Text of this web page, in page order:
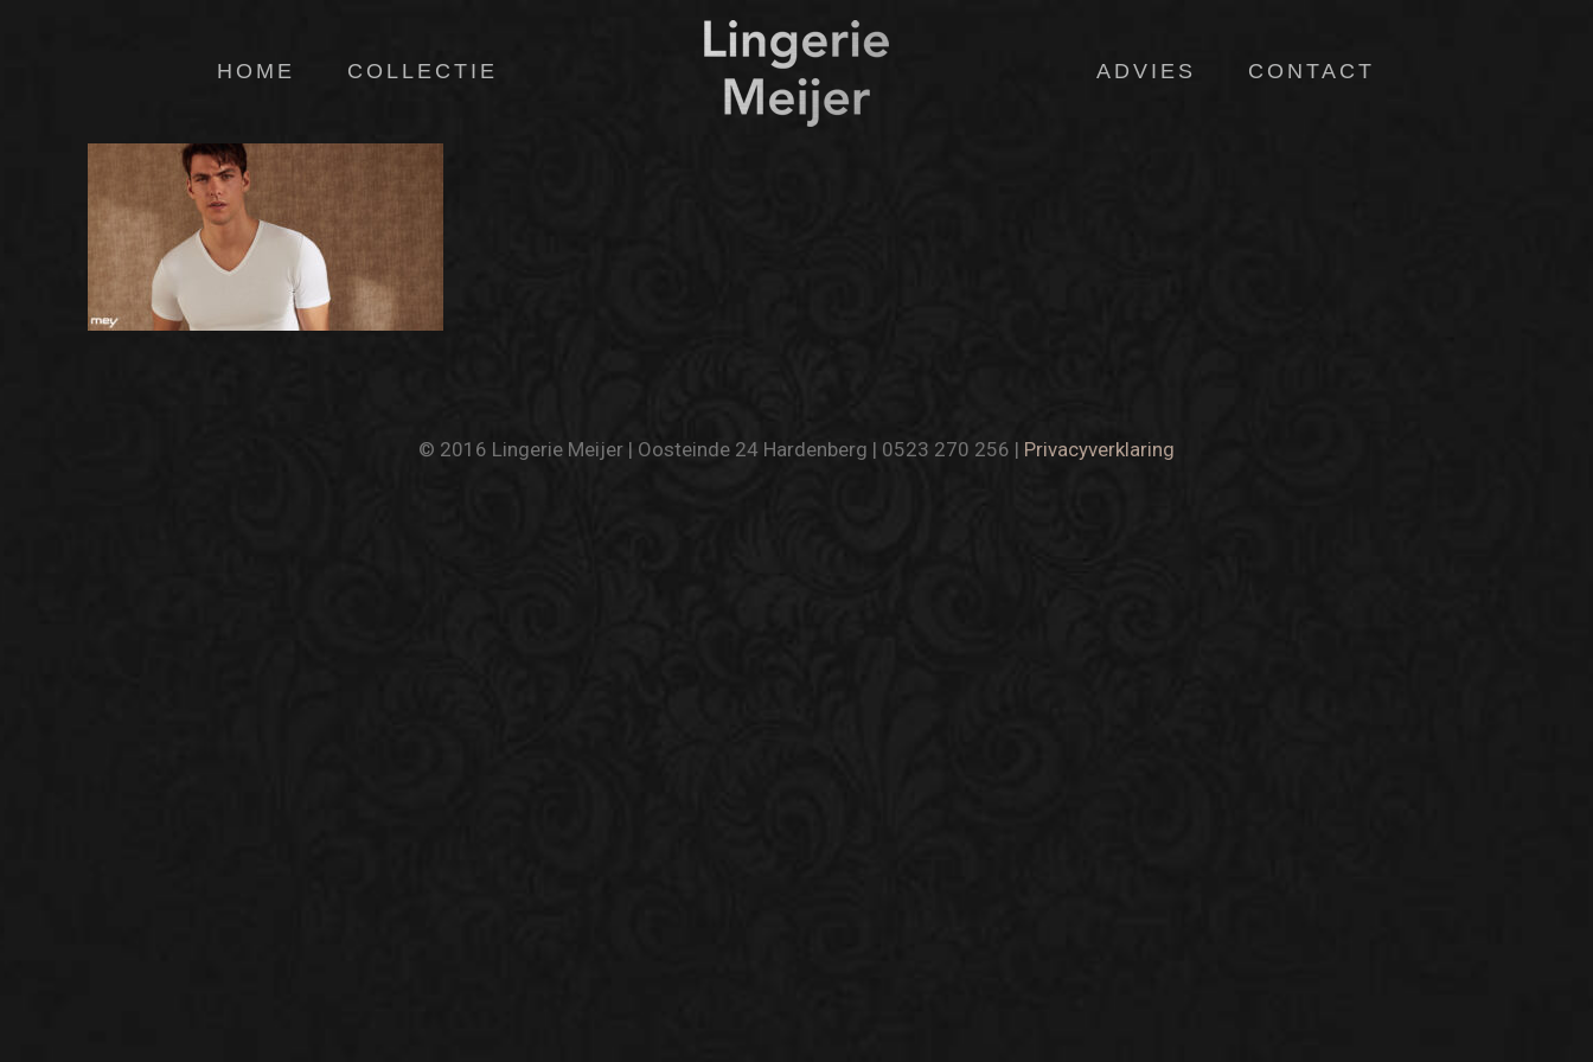
HOME COLLECTIE ADVIES CONTACT
© 2016 Lingerie Meijer | Oosteinde 24 Hardenberg | 0523 270 256 | Privacyverklaring